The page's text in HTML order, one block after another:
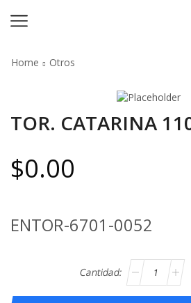
Home Otros
TOR. CATARINA
$0.00
ENTOR-6701-0052